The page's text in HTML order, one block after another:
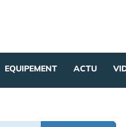
EQUIPEMENT ACTU